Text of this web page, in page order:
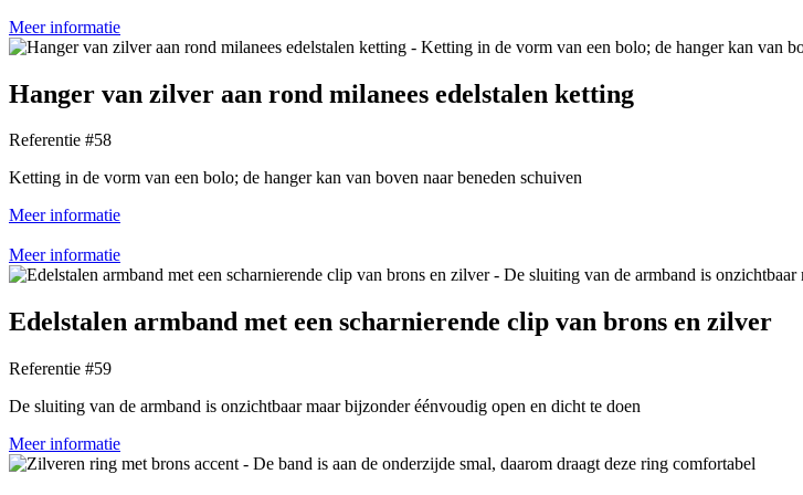
Meer informatie
Hanger van zilver aan rond milanees edelstalen ketting
Referentie #58
Ketting in de vorm van een bolo; de hanger kan van boven naar beneden schuiven
Meer informatie
Meer informatie
Edelstalen armband met een scharnierende clip van brons en zilver
Referentie #59
De sluiting van de armband is onzichtbaar maar bijzonder éénvoudig open en dicht te doen
Meer informatie